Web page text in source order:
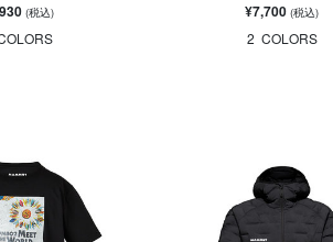
(税込)
¥7,700(税込)
2 COLORS